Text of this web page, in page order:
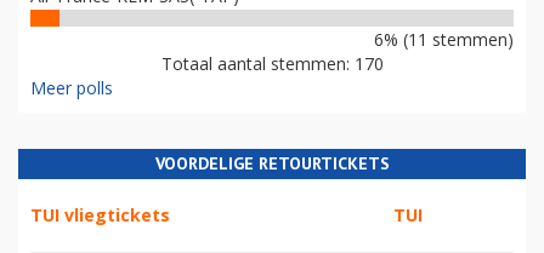
6% (11 stemmen)
Totaal aantal stemmen: 170
Meer polls
VOORDELIGE RETOURTICKETS
TUI vliegtickets TUI